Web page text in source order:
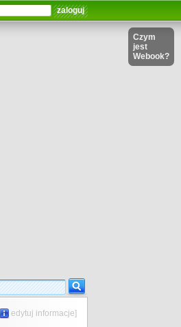
Czym
jest
Webook?
edytuj informacje]